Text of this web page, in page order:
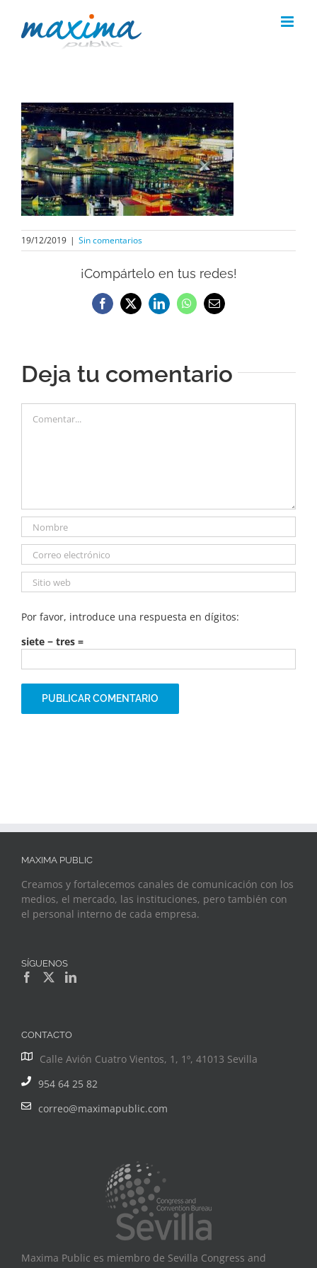
contenido
19/12/2019 | Sin comentarios
¡Compártelo en tus redes!
Facebook
X LinkedInWhatsApp
Correo
Deja tu comentario
Por favor, introduce una respuesta en dígitos:
siete − tres =
MAXIMA PUBLIC
Creamos y fortalecemos canales de comunicación con los
medios, el mercado, las instituciones, pero también con
el personal interno de cada empresa.
SÍGUENOS
CONTACTO
Calle Avión Cuatro Vientos, 1, 1º, 41013 Sevilla
954 64 25 82
correo@maximapublic.com
Maxima Public es miembro de Sevilla Congress and